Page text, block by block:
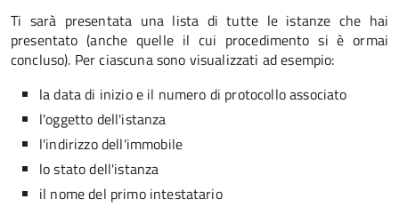
Ti sarà presentata una lista di tutte le istanze che hai
presentato (anche quelle il cui procedimento si è ormai
concluso). Per ciascuna sono visualizzati ad esempio:
la data di inizio e il numero di protocollo associato
l'oggetto dell'istanza
l'indirizzo dell'immobile
lo stato dell'istanza
il nome del primo intestatario